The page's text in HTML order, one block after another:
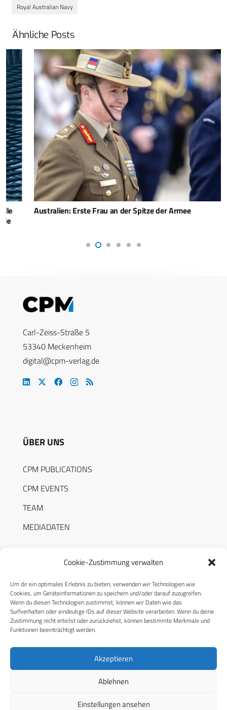
Cookie-Zustimmung verwalten
Um dir ein optimales Erlebnis zu bieten, verwenden wir Technologien wie
Cookies, um Geräteinformationen zu speichern und/oder darauf zuzugreifen.
Wenn du diesen Technologien zustimmst, können wir Daten wie das
Surfverhalten oder eindeutige IDs auf dieser Website verarbeiten. Wenn du deine
Zustimmung nicht erteilst oder zurückziehst, können bestimmte Merkmale und
Funktionen beeinträchtigt werden.
Akzeptieren
Ablehnen
Einstellungen ansehen
Royal Australian Navy
Ähnliche Posts
Australien: Erste Frau an der Spitze der Armee
Carl-Zeiss-Straße 5
53340 Meckenheim
digital@cpm-verlag.de
ÜBER UNS
CPM PUBLICATIONS
CPM EVENTS
TEAM
MEDIADATEN
RECHTLICHES
Datenschutzerklärung
Cookie-Richtlinie (EU)